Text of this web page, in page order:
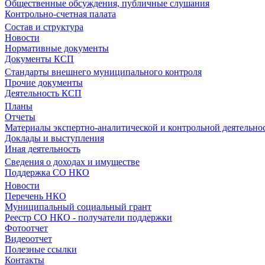
Общественные обсуждения, публичные слушания
Контрольно-счетная палата
Состав и структура
Новости
Нормативные документы
Документы КСП
Стандарты внешнего муниципального контроля
Прочие документы
Деятельность КСП
Планы
Отчеты
Материалы экспертно-аналитической и контрольной
Доклады и выступления
Иная деятельность
Сведения о доходах и имуществе
Поддержка СО НКО
Новости
Перечень НКО
Муниципальный социальный грант
Реестр СО НКО - получатели поддержки
Фотоотчет
Видеоотчет
Полезные ссылки
Контакты